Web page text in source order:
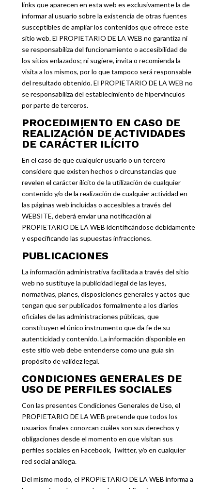
links que aparecen en esta web es exclusivamente la de
informar al usuario sobre la existencia de otras fuentes
susceptibles de ampliar los contenidos que ofrece este
sitio web. El PROPIETARIO DE LA WEB no garantiza ni
se responsabiliza del funcionamiento o accesibilidad de
los sitios enlazados; ni sugiere, invita o recomienda la
visita a los mismos, por lo que tampoco será responsable
del resultado obtenido. El PROPIETARIO DE LA WEB no
se responsabiliza del establecimiento de hipervínculos
por parte de terceros.
PROCEDIMIENTO EN CASO DE
REALIZACIÓN DE ACTIVIDADES
DE CARÁCTER ILÍCITO
En el caso de que cualquier usuario o un tercero
considere que existen hechos o circunstancias que
revelen el carácter ilícito de la utilización de cualquier
contenido y/o de la realización de cualquier actividad en
las páginas web incluidas o accesibles a través del
WEBSITE, deberá enviar una notificación al
PROPIETARIO DE LA WEB identificándose debidamente
y especificando las supuestas infracciones.
PUBLICACIONES
La información administrativa facilitada a través del sitio
web no sustituye la publicidad legal de las leyes,
normativas, planes, disposiciones generales y actos que
tengan que ser publicados formalmente a los diarios
oficiales de las administraciones públicas, que
constituyen el único instrumento que da fe de su
autenticidad y contenido. La información disponible en
este sitio web debe entenderse como una guía sin
propósito de validez legal.
CONDICIONES GENERALES DE
USO DE PERFILES SOCIALES
Con las presentes Condiciones Generales de Uso, el
PROPIETARIO DE LA WEB pretende que todos los
usuarios finales conozcan cuáles son sus derechos y
obligaciones desde el momento en que visitan sus
perfiles sociales en Facebook, Twitter, y/o en cualquier
red social análoga.
Del mismo modo, el PROPIETARIO DE LA WEB informa a